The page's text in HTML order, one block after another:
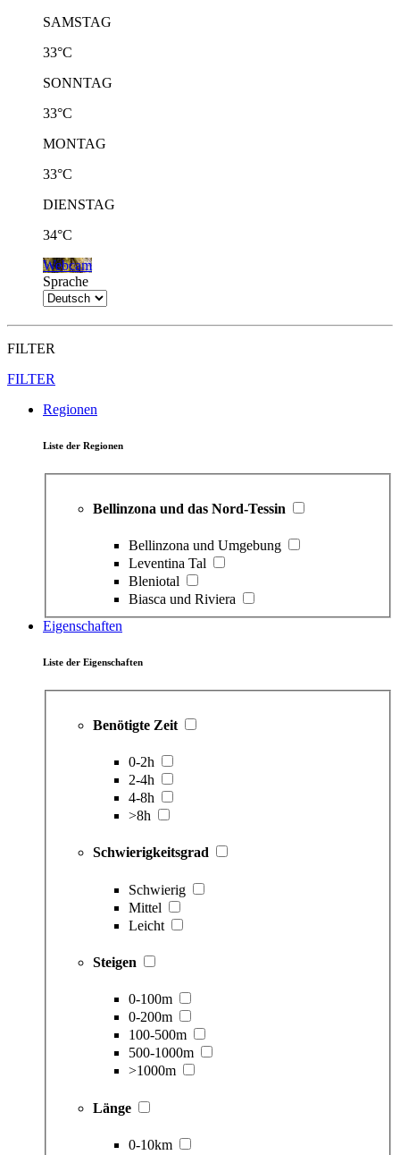
SAMSTAG
33°C
SONNTAG
33°C
MONTAG
33°C
DIENSTAG
34°C
Webcam
Sprache
FILTER
FILTER
Regionen
Liste der Regionen
Bellinzona und das Nord-Tessin
Bellinzona und Umgebung
Leventina Tal
Bleniotal
Biasca und Riviera
Eigenschaften
Liste der Eigenschaften
Benötigte Zeit
0-2h
2-4h
4-8h
>8h
Schwierigkeitsgrad
Schwierig
Mittel
Leicht
Steigen
0-100m
0-200m
100-500m
500-1000m
>1000m
Länge
0-10km